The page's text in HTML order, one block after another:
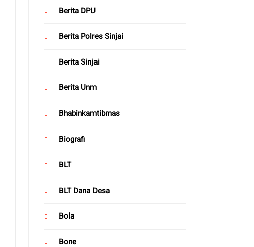
Berita DPU
Berita Polres Sinjai
Berita Sinjai
Berita Unm
Bhabinkamtibmas
Biografi
BLT
BLT Dana Desa
Bola
Bone